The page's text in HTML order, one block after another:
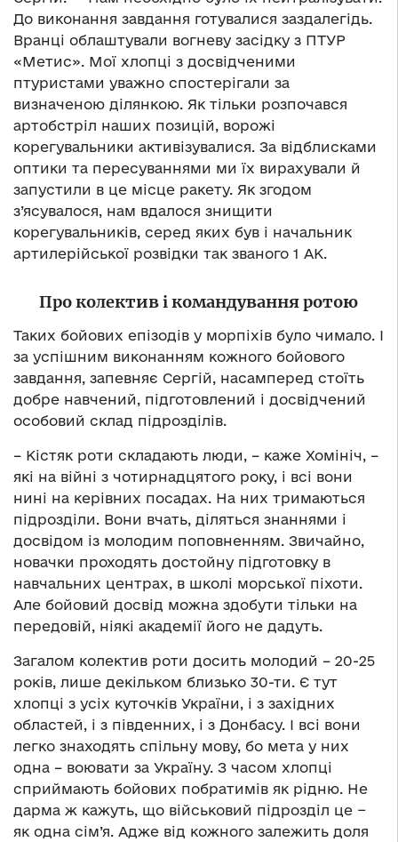
До виконання завдання готувалися заздалегідь.
Вранці облаштували вогневу засідку з ПТУР
«Метис». Мої хлопці з досвідченими
птуристами уважно спостерігали за
визначеною ділянкою. Як тільки розпочався
артобстріл наших позицій, ворожі
корегувальники активізувалися. За відблисками
оптики та пересуваннями ми їх вирахували й
запустили в це місце ракету. Як згодом
з’ясувалося, нам вдалося знищити
корегувальників, серед яких був і начальник
артилерійської розвідки так званого 1 АК.
Про колектив і командування ротою
Таких бойових епізодів у морпіхів було чимало. І
за успішним виконанням кожного бойового
завдання, запевняє Сергій, насамперед стоїть
добре навчений, підготовлений і досвідчений
особовий склад підрозділів.
– Кістяк роти складають люди, – каже Хомініч, –
які на війні з чотирнадцятого року, і всі вони
нині на керівних посадах. На них тримаються
підрозділи. Вони вчать, діляться знаннями і
досвідом із молодим поповненням. Звичайно,
новачки проходять достойну підготовку в
навчальних центрах, в школі морської піхоти.
Але бойовий досвід можна здобути тільки на
передовій, ніякі академії його не дадуть.
Загалом колектив роти досить молодий – 20-25
років, лише декільком близько 30-ти. Є тут
хлопці з усіх куточків України, і з західних
областей, і з південних, і з Донбасу. І всі вони
легко знаходять спільну мову, бо мета у них
одна – воювати за Україну. З часом хлопці
сприймають бойових побратимів як рідню. Не
дарма ж кажуть, що військовий підрозділ це −
як одна сім’я. Адже від кожного залежить доля